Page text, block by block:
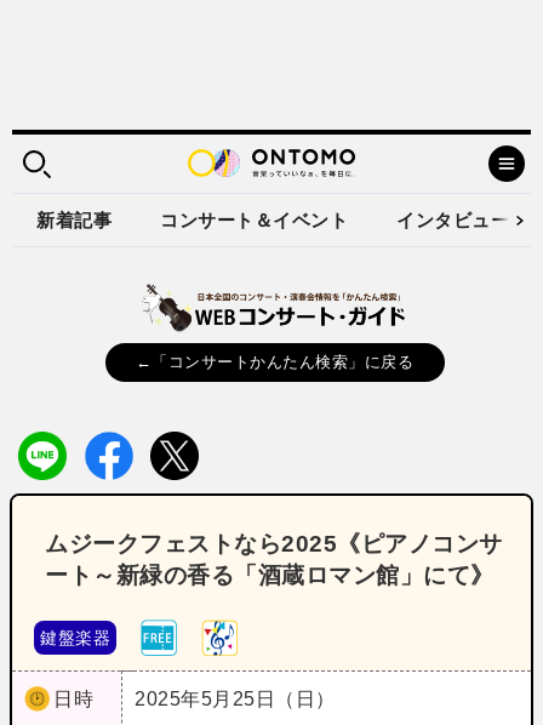
新着記事 コンサート＆イベント インタビュー
←「コンサートかんたん検索」に戻る
ムジークフェストなら2025《ピアノコンサ
ート～新緑の香る「酒蔵ロマン館」にて》
鍵盤楽器
日時
2025年5月25日（日）